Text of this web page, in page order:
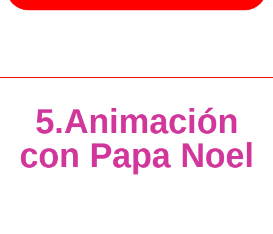
5.Animación
con Papa Noel